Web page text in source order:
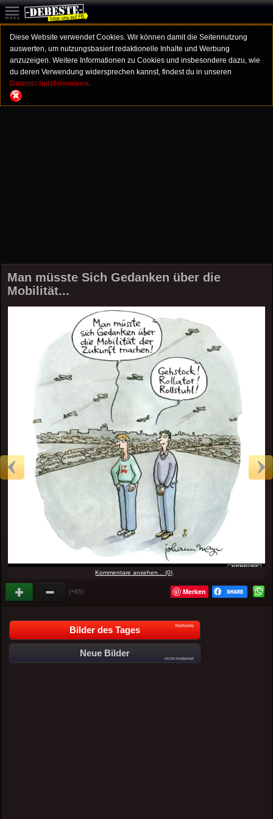
Diese Website verwendet Cookies. Wir können damit die Seitennutzung
auswerten, um nutzungsbasiert redaktionelle Inhalte und Werbung
anzuzeigen. Weitere Informationen zu Cookies und insbesondere dazu, wie
du deren Verwendung widersprechen kannst, findest du in unseren
Datenschutzhinweisen.
Man müsste Sich Gedanken über die
Mobilität...
Kommentare ansehen... (0)
(+85) Merken
Bilder des Tages Startseite
Neue Bilder
nicht moderiert